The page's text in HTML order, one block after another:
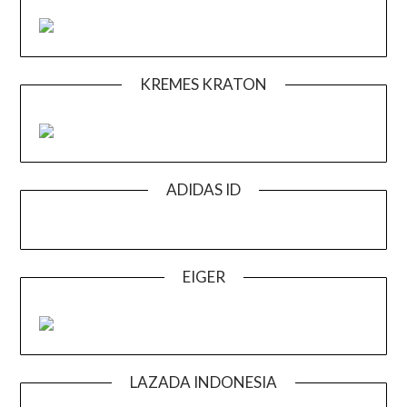
KREMES KRATON
ADIDAS ID
EIGER
LAZADA INDONESIA